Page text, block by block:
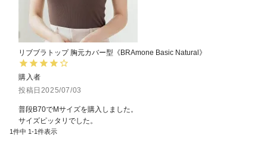
リブブラトップ 胸元カバー型《BRAmone Basic Natural》
購入者
投稿日 2025/07/03
普段B70でMサイズを購入しました。
サイズピッタリでした。
1件中 1-1件表示